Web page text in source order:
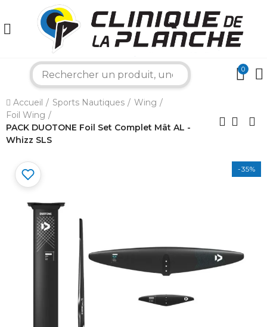
0
Accueil Sports Nautiques
Wing
Foil Wing
PACK DUOTONE Foil Set Complet Mât AL -
Whizz SLS
-35%
Bonjour ! Je suis votre expert nautique.
Comment puis-je vous aider aujourd'hui ?